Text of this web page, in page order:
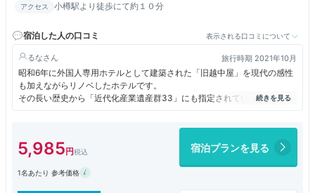
アクセス 小樽駅より徒歩にて約１０分
宿泊した人の口コミ 表示される口コミについて
るな 旅行時期 2021年10月
昭和6年に外国人専用ホテルとして建築された「旧越中屋」を現代の感性
も加えながらリノベしたホテルです。
その長い歴史から「近代化産業遺産群33」にも指定されているそうで、
縦に長く美しいベイウィンドゥは建築当時のものがそのまま生かされてい
しいホテル☆
泊まったお部屋はベーシックダブルルーム。
5,985 宿泊プランを見る
1名あたり 参考価格